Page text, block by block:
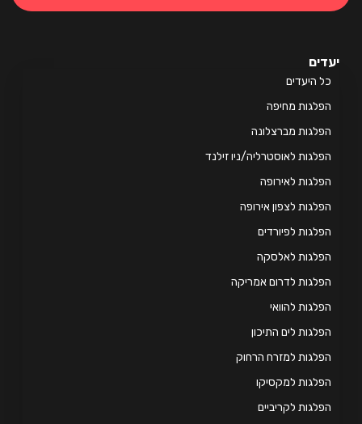
היעדים
מחיפה
מברצלונה
לאוסטרליה/ניו זילנד
לאירופה
לצפון אירופה
לפיורדים
לאלסקה
לדרום אמריקה
להוואי
לים התיכון
למזרח הרחוק
למקסיקו
לקריביים